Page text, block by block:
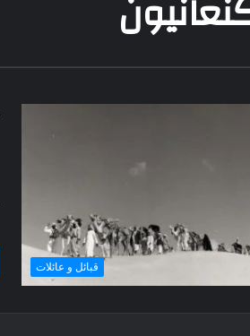
قبائل و عائلات